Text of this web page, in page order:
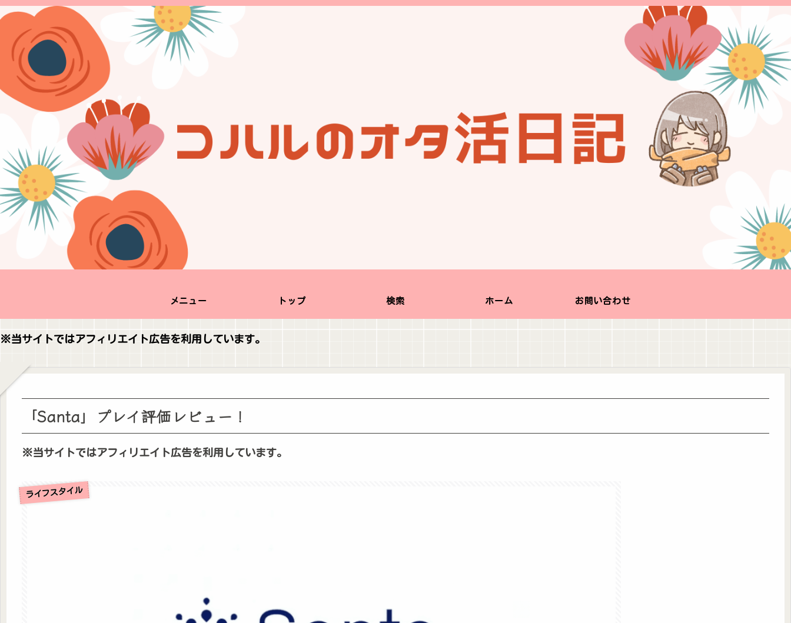
メニュー トップ 検索 ホーム お問い合わせ
※当サイトではアフィリエイト広告を利用しています。
「Santa」プレイ評価レビュー！
※当サイトではアフィリエイト広告を利用しています。
ライフスタイル